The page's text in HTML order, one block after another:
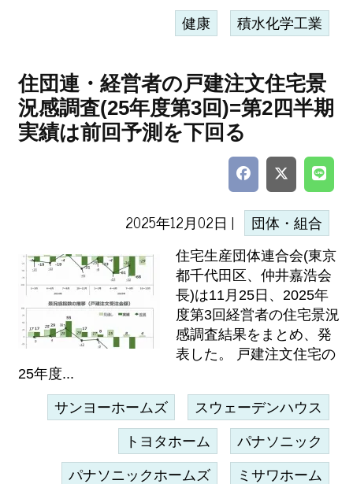
健康 積水化学工業
住団連・経営者の戸建注文住宅景
況感調査(25年度第3回)=第2四半期
実績は前回予測を下回る
2025年12月02日 | 団体・組合
住宅生産団体連合会(東京
都千代田区、仲井嘉浩会
長)は11月25日、2025年
度第3回経営者の住宅景況
感調査結果をまとめ、発
表した。 戸建注文住宅の
25年度...
サンヨーホームズ スウェーデンハウス
トヨタホーム パナソニック
パナソニックホームズ ミサワホーム